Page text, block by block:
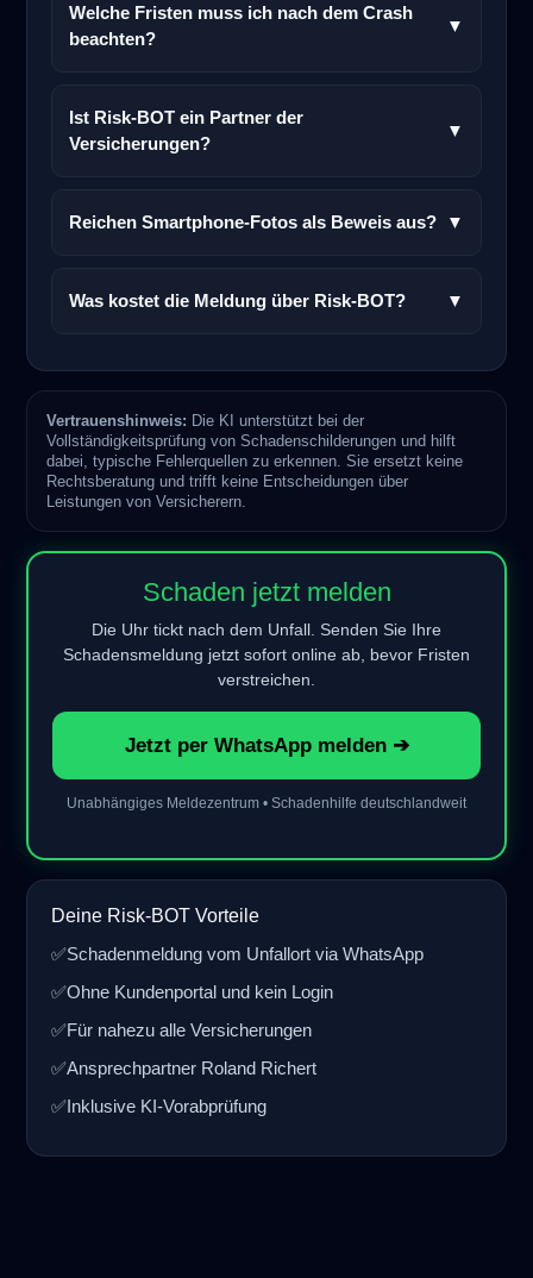
Welche Fristen muss ich nach dem Crash
beachten?
▼
Ist Risk-BOT ein Partner der
Versicherungen?
▼
Reichen Smartphone-Fotos als Beweis aus? ▼
Was kostet die Meldung über Risk-BOT? ▼
Vertrauenshinweis: Die KI unterstützt bei der
Vollständigkeitsprüfung von Schadenschilderungen und hilft
dabei, typische Fehlerquellen zu erkennen. Sie ersetzt keine
Rechtsberatung und trifft keine Entscheidungen über
Leistungen von Versicherern.
Schaden jetzt melden
Die Uhr tickt nach dem Unfall. Senden Sie Ihre
Schadensmeldung jetzt sofort online ab, bevor Fristen
verstreichen.
Jetzt per WhatsApp melden ➔
Unabhängiges Meldezentrum • Schadenhilfe deutschlandweit
Deine Risk-BOT Vorteile
✅Schadenmeldung vom Unfallort via WhatsApp
✅Ohne Kundenportal und kein Login
✅Für nahezu alle Versicherungen
✅Ansprechpartner Roland Richert
✅Inklusive KI-Vorabprüfung